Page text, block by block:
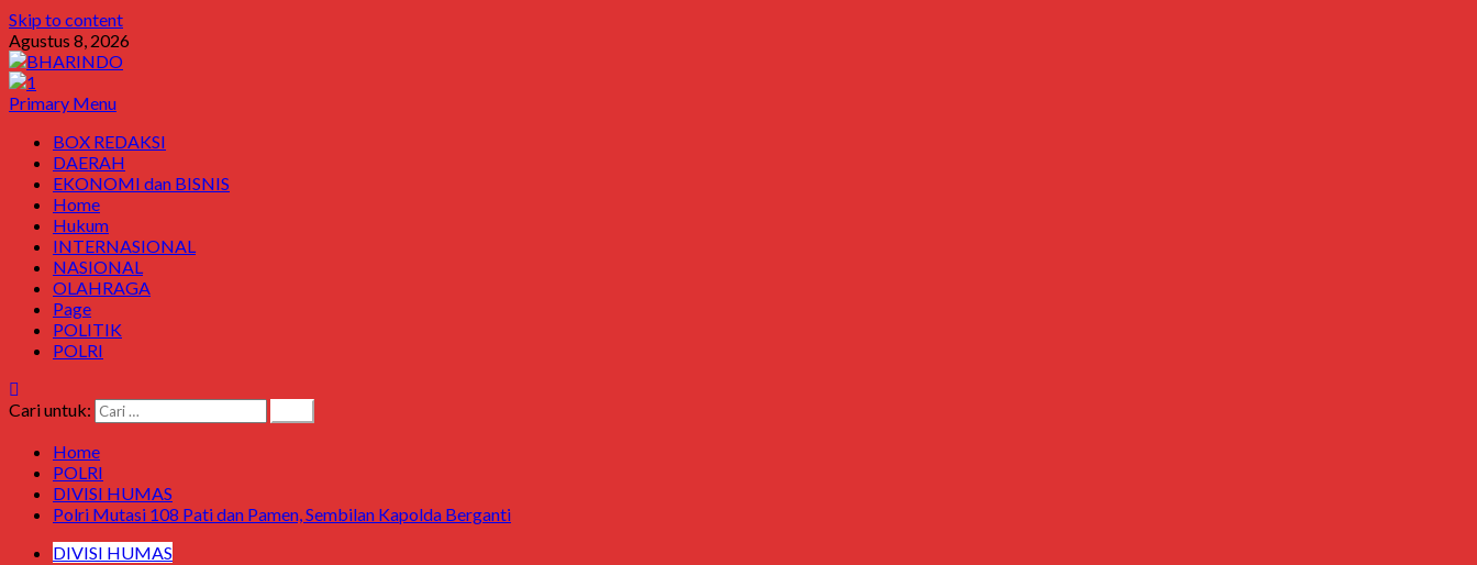
Skip to content
Agustus 8, 2026
Primary Menu
BOX REDAKSI
DAERAH
EKONOMI dan BISNIS
Home
Hukum
INTERNASIONAL
NASIONAL
OLAHRAGA
Page
POLITIK
POLRI
Cari untuk:
Home
POLRI
DIVISI HUMAS
Polri Mutasi 108 Pati dan Pamen, Sembilan Kapolda Berganti
DIVISI HUMAS